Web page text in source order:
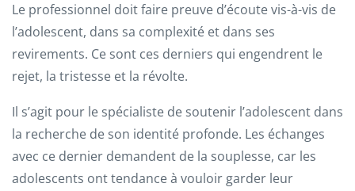
Le professionnel doit faire preuve d’écoute vis-à-vis de
l’adolescent, dans sa complexité et dans ses
revirements. Ce sont ces derniers qui engendrent le
rejet, la tristesse et la révolte.
Il s’agit pour le spécialiste de soutenir l’adolescent dans
la recherche de son identité profonde. Les échanges
avec ce dernier demandent de la souplesse, car les
adolescents ont tendance à vouloir garder leur